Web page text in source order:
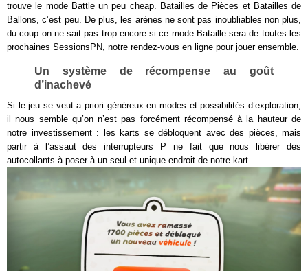
trouve le mode Battle un peu cheap. Batailles de Pièces et Batailles de
Ballons, c’est peu. De plus, les arènes ne sont pas inoubliables non plus,
du coup on ne sait pas trop encore si ce mode Bataille sera de toutes les
prochaines SessionsPN, notre rendez-vous en ligne pour jouer ensemble.
Un système de récompense au goût
d’inachevé
Si le jeu se veut a priori généreux en modes et possibilités d’exploration,
il nous semble qu’on n’est pas forcément récompensé à la hauteur de
notre investissement : les karts se débloquent avec des pièces, mais
partir à l’assaut des interrupteurs P ne fait que nous libérer des
autocollants à poser à un seul et unique endroit de notre kart.